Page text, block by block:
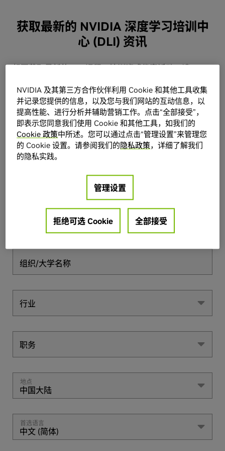
获取最新的 NVIDIA 深度学习培训中
心 (DLI) 资讯
想要获取最新的 DLI 课程、培训班或优惠活动，请
阅。请收藏 DLI 中文官网 nvidia.cn/DLI，以便随时
查看或学习课程。
名字
工作电子邮件地址
组织/大学名称
行业
行业
职务
职务
地点
中国大陆
首选语言
中文 (简体)
NVIDIA 及其第三方合作伙伴利用 Cookie 和其他工具收集
并记录您提供的信息，以及您与我们网站的互动信息，以
提高性能、进行分析并辅助营销工作。点击“全部接受”，
即表示您同意我们使用 Cookie 和其他工具，如我们的
Cookie 政策中所述。您可以通过点击“管理设置”来管理您
的 Cookie 设置。请参阅我们的隐私政策，详细了解我们
的隐私实践。
管理设置
拒绝可选 Cookie 全部接受